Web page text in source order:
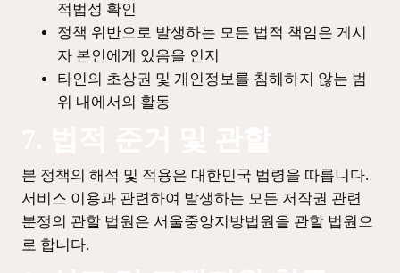
적법성 확인
정책 위반으로 발생하는 모든 법적 책임은 게시
자 본인에게 있음을 인지
타인의 초상권 및 개인정보를 침해하지 않는 범
위 내에서의 활동
본 정책의 해석 및 적용은 대한민국 법령을 따릅니다.
서비스 이용과 관련하여 발생하는 모든 저작권 관련
분쟁의 관할 법원은 서울중앙지방법원을 관할 법원으
로 합니다.